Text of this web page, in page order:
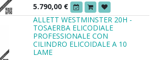
5.790,00 €
ALLETT WESTMINSTER 20H -
TOSAERBA ELICODIALE
PROFESSIONALE CON
CILINDRO ELICOIDALE A 10
LAME